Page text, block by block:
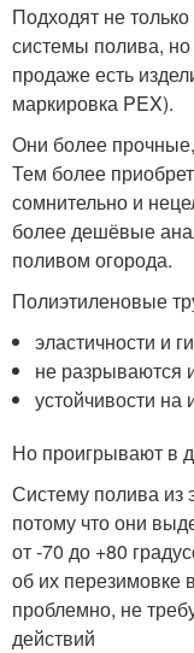
Подходят не
системы полива,
продаже есть
маркировка PEX).
Они более
Тем более
сомнительно и
более дешёвые
поливом огорода.
Полиэтиленовые
эластичности и
не разрываются
устойчивости на
Но проигрывают в
Систему полива из
потому что они
от -70 до +80
об их перезимовке
проблемно, не
действий